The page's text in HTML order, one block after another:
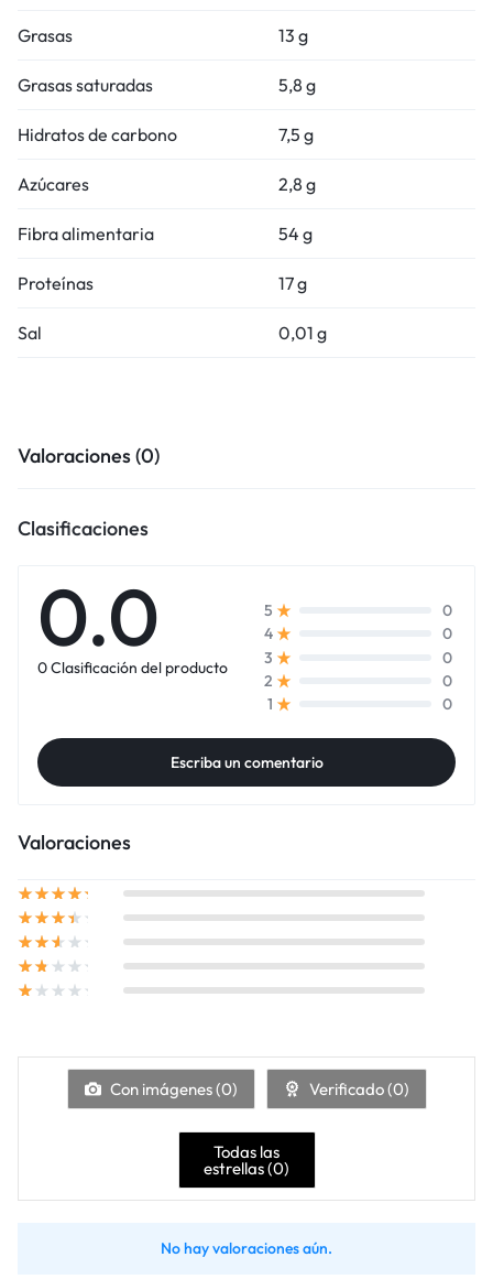
Grasas 13 g
Grasas saturadas 5,8 g
Hidratos de carbono 7,5 g
Azúcares 2,8 g
Fibra alimentaria 54 g
Proteínas 17 g
Sal 0,01 g
Valoraciones (0)
Clasificaciones
0.0
0 Clasificación del producto
5
0
4
0
3
0
2
0
1
0
Escriba un comentario
Valoraciones
Con imágenes (0) Verificado (0)
Todas las
estrellas (0)
No hay valoraciones aún.